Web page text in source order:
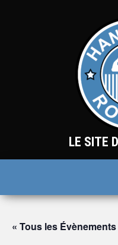
LE SITE
« Tous les Évènements